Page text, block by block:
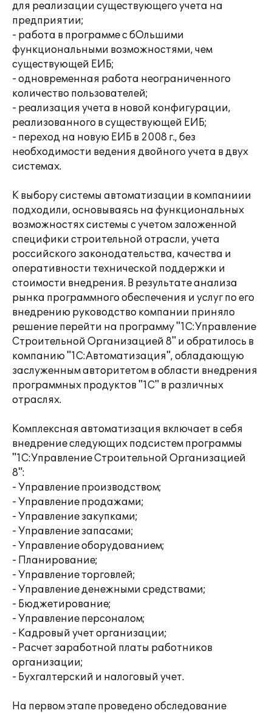
для реализации существующего учета на
предприятии;
- работа в программе с бОльшими
функциональными возможностями, чем
существующей ЕИБ;
- одновременная работа неограниченного
количество пользователей;
- реализация учета в новой конфигурации,
реализованного в существующей ЕИБ;
- переход на новую ЕИБ в 2008 г., без
необходимости ведения двойного учета в двух
системах.
К выбору системы автоматизации в компаниии
подходили, основываясь на функциональных
возможностях системы с учетом заложенной
специфики строительной отрасли, учета
российского законодательства, качества и
оперативности технической поддержки и
стоимости внедрения. В результате анализа
рынка программного обеспечения и услуг по его
внедрению руководство компании приняло
решение перейти на программу "1С:Управление
Строительной Организацией 8" и обратилось в
компанию "1С:Автоматизация", обладающую
заслуженным авторитетом в области внедрения
программных продуктов "1С" в различных
отраслях.
Комплексная автоматизация включает в себя
внедрение следующих подсистем программы
"1С:Управление Строительной Организацией
8":
- Управление производством;
- Управление продажами;
- Управление закупками;
- Управление запасами;
- Управление оборудованием;
- Планирование;
- Управление торговлей;
- Управление денежными средствами;
- Бюджетирование;
- Управление персоналом;
- Кадровый учет организации;
- Расчет заработной платы работников
организации;
- Бухгалтерский и налоговый учет.
На первом этапе проведено обследование